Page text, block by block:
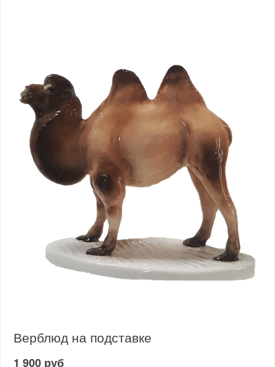
Верблюд на подставке
1 900 руб